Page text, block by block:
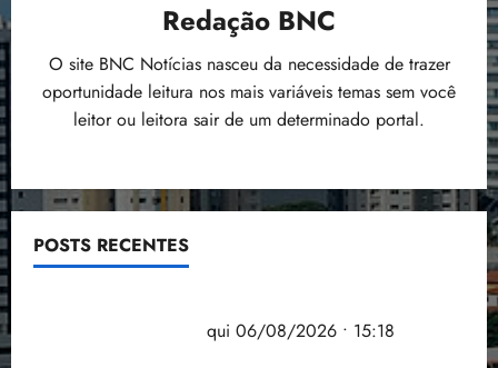
Redação BNC
O site BNC Notícias nasceu da necessidade de trazer
oportunidade leitura nos mais variáveis temas sem você
leitor ou leitora sair de um determinado portal.
POSTS RECENTES
qui 06/08/2026 • 15:18